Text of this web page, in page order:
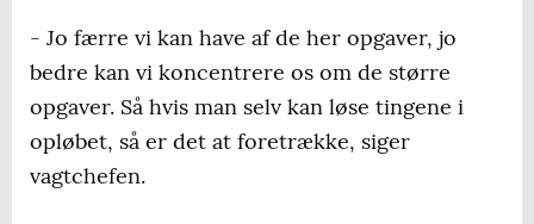
- Jo færre vi kan have af de her opgaver, jo
bedre kan vi koncentrere os om de større
opgaver. Så hvis man selv kan løse tingene i
opløbet, så er det at foretrække, siger
vagtchefen.